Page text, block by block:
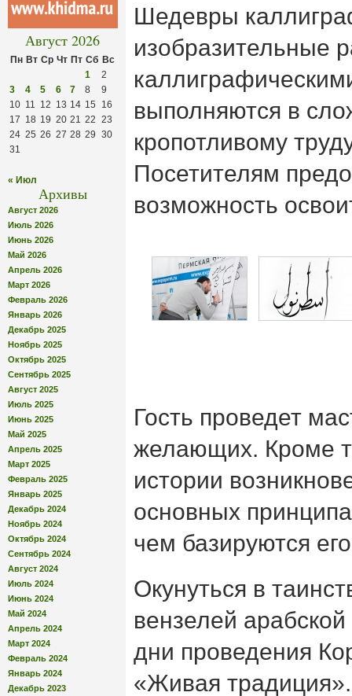
Август 2026
Пн Вт Ср Чт Пт Сб Вс
1
2
3
4 5 6 7 8
9
10 11 12 13 14 15
16
17 18 19 20 21 22 23
24 25 26 27 28 29 30
31
« Июл
Архивы
Август 2026
Июль 2026
Июнь 2026
Май 2026
Апрель 2026
Март 2026
Февраль 2026
Январь 2026
Декабрь 2025
Ноябрь 2025
Октябрь 2025
Сентябрь 2025
Август 2025
Июль 2025
Июнь 2025
Май 2025
Апрель 2025
Март 2025
Февраль 2025
Январь 2025
Декабрь 2024
Ноябрь 2024
Октябрь 2024
Сентябрь 2024
Август 2024
Июль 2024
Июнь 2024
Май 2024
Апрель 2024
Март 2024
Февраль 2024
Январь 2024
Декабрь 2023
Шедевры
изобразительные
выполняются в
кропотливому
Посетителям
возможность
Гость проведет
желающих. Кроме
истории
основных
чем базируются
Окунуться в
вензелей
дни проведения
«Живая традиция».